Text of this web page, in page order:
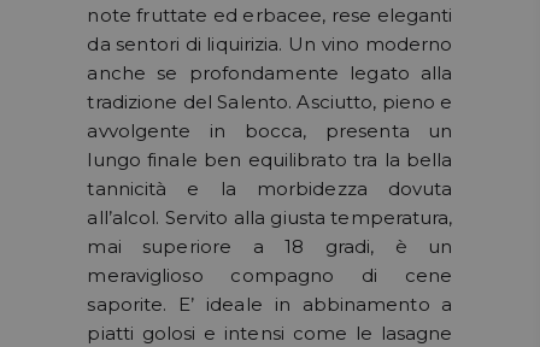
note fruttate ed erbacee, rese eleganti
da sentori di liquirizia. Un vino moderno
anche se profondamente legato alla
tradizione del Salento. Asciutto, pieno e
avvolgente in bocca, presenta un
lungo finale ben equilibrato tra la bella
tannicità e la morbidezza dovuta
all’alcol. Servito alla giusta temperatura,
mai superiore a 18 gradi, è un
meraviglioso compagno di cene
saporite. E’ ideale in abbinamento a
piatti golosi e intensi come le lasagne